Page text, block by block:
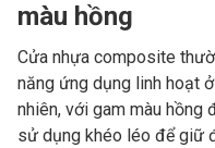
màu hồng
Cửa nhựa composite
năng ứng dụng linh hoạt
nhiên, với gam màu
sử dụng khéo léo để giữ